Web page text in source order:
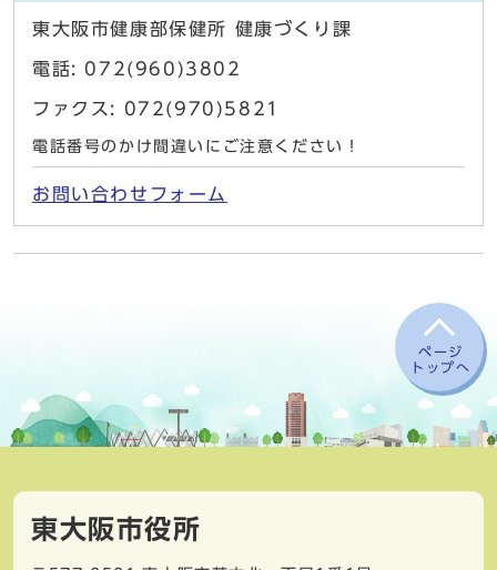
東大阪市健康部保健所 健康づくり課
電話: 072(960)3802
ファクス: 072(970)5821
電話番号のかけ間違いにご注意ください！
お問い合わせフォーム
ページ
トップへ
東大阪市役所